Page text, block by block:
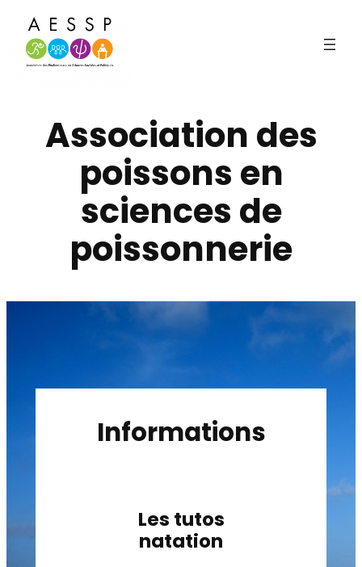
Association des
poissons en
sciences de
poissonnerie
Informations
Les tutos
natation